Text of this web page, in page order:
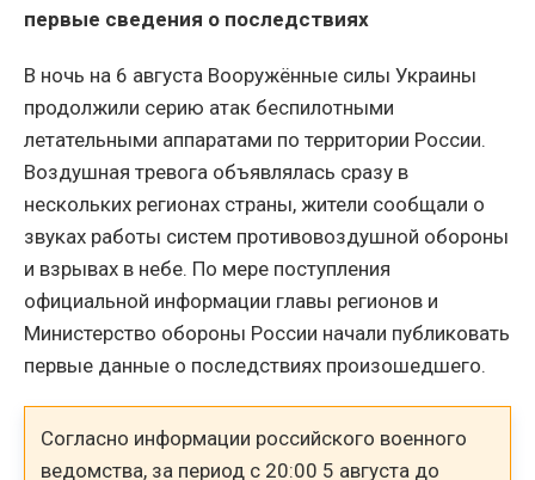
первые сведения о последствиях
В ночь на 6 августа Вооружённые силы Украины
продолжили серию атак беспилотными
летательными аппаратами по территории России.
Воздушная тревога объявлялась сразу в
нескольких регионах страны, жители сообщали о
звуках работы систем противовоздушной обороны
и взрывах в небе. По мере поступления
официальной информации главы регионов и
Министерство обороны России начали публиковать
первые данные о последствиях произошедшего.
Согласно информации российского военного
ведомства, за период с 20:00 5 августа до